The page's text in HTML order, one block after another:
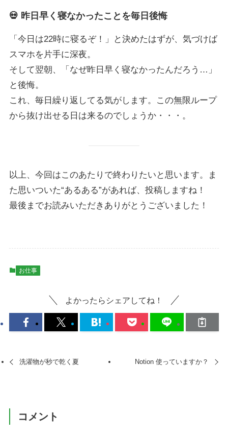
💀 昨日早く寝なかったことを毎日後悔
「今日は22時に寝るぞ！」と決めたはずが、気づけば
スマホを片手に深夜。
そして翌朝、「なぜ昨日早く寝なかったんだろう…」
と後悔。
これ、毎日繰り返してる気がします。この無限ループ
から抜け出せる日は来るのでしょうか・・・。
以上、今回はこのあたりで終わりたいと思います。ま
た思いついた“あるある”があれば、投稿しますね！
最後までお読みいただきありがとうございました！
お仕事
よかったらシェアしてね！
洗濯物が秒で乾く夏 Notion 使っていますか？
コメント